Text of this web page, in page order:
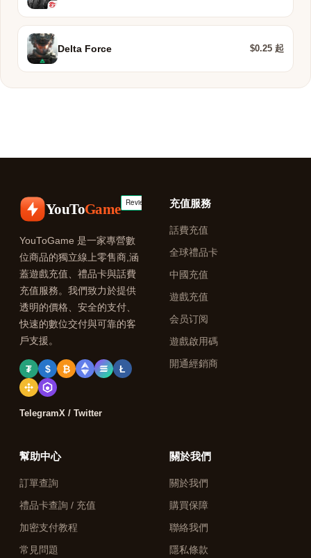
Delta Force $0.25 起
YouToGame
YouToGame 是一家專營數
位商品的獨立線上零售商,涵
蓋遊戲充值、禮品卡與話費
充值服務。我們致力於提供
透明的價格、安全的支付、
快速的數位交付與可靠的客
戶支援。
₮ $ ₿ Ł
TelegramX / Twitter
充值服務
話費充值
全球禮品卡
中國充值
遊戲充值
会员订阅
遊戲啟用碼
開通經銷商
幫助中心
訂單查詢
禮品卡查詢 / 充值
加密支付教程
常見問題
關於我們
關於我們
購買保障
聯絡我們
隱私條款